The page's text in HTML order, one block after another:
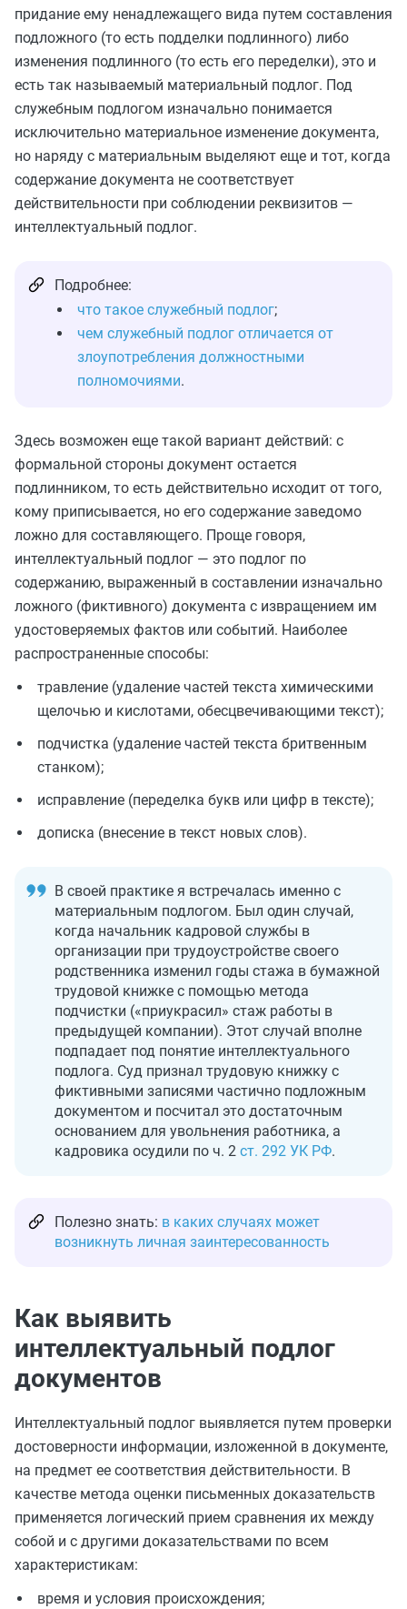
придание ему ненадлежащего вида путем составления
подложного (то есть подделки подлинного) либо
изменения подлинного (то есть его переделки), это и
есть так называемый материальный подлог. Под
служебным подлогом изначально понимается
исключительно материальное изменение документа,
но наряду с материальным выделяют еще и тот, когда
содержание документа не соответствует
действительности при соблюдении реквизитов —
интеллектуальный подлог.
Подробнее:
что такое служебный подлог;
чем служебный подлог отличается от
злоупотребления должностными
полномочиями.
Здесь возможен еще такой вариант действий: с
формальной стороны документ остается
подлинником, то есть действительно исходит от того,
кому приписывается, но его содержание заведомо
ложно для составляющего. Проще говоря,
интеллектуальный подлог — это подлог по
содержанию, выраженный в составлении изначально
ложного (фиктивного) документа с извращением им
удостоверяемых фактов или событий. Наиболее
распространенные способы:
травление (удаление частей текста химическими
щелочью и кислотами, обесцвечивающими текст);
подчистка (удаление частей текста бритвенным
станком);
исправление (переделка букв или цифр в тексте);
дописка (внесение в текст новых слов).
В своей практике я встречалась именно с
материальным подлогом. Был один случай,
когда начальник кадровой службы в
организации при трудоустройстве своего
родственника изменил годы стажа в бумажной
трудовой книжке с помощью метода
подчистки («приукрасил» стаж работы в
предыдущей компании). Этот случай вполне
подпадает под понятие интеллектуального
подлога. Суд признал трудовую книжку с
фиктивными записями частично подложным
документом и посчитал это достаточным
основанием для увольнения работника, а
кадровика осудили по ч. 2 ст. 292 УК РФ.
Полезно знать: в каких случаях может
возникнуть личная заинтересованность
Как выявить
интеллектуальный подлог
документов
Интеллектуальный подлог выявляется путем проверки
достоверности информации, изложенной в документе,
на предмет ее соответствия действительности. В
качестве метода оценки письменных доказательств
применяется логический прием сравнения их между
собой и с другими доказательствами по всем
характеристикам:
время и условия происхождения;